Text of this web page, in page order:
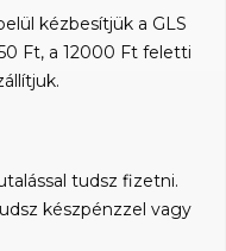
kézbesítjük a GLS
Ft, a 12000 Ft feletti
tudsz fizetni.
készpénzzel vagy